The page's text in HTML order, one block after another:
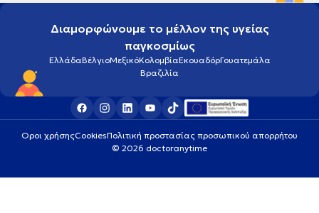
Διαμορφώνουμε το μέλλον της υγείας
παγκοσμίως
ΕλλάδαΒέλγιοΜεξικόΚολομβίαΕκουαδόρΓουατεμάλα
Βραζιλία
Οροι χρήσηςCookiesΠολιτική προστασίας προσωπικού απορρήτου
© 2026 doctoranytime